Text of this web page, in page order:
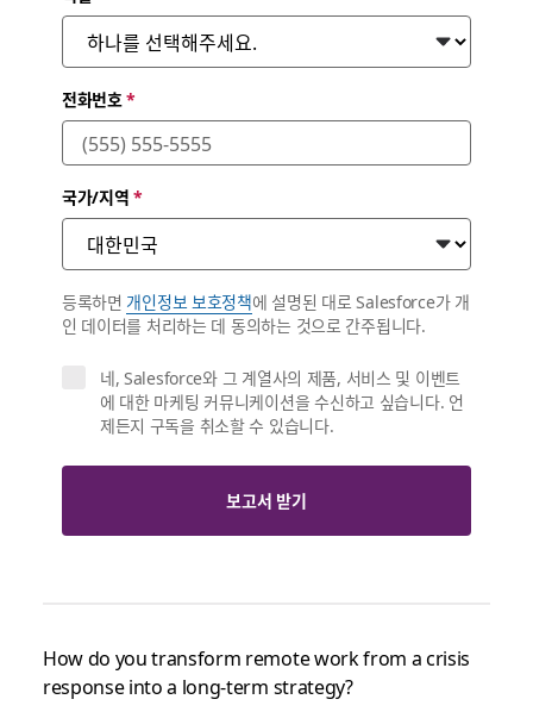
전화번호*
국가/지역 *
등록하면 개인정보 보호정책에 설명된 대로 Salesforce가 개
인 데이터를 처리하는 데 동의하는 것으로 간주됩니다.
네, Salesforce와 그 계열사의 제품, 서비스 및 이벤트
에 대한 마케팅 커뮤니케이션을 수신하고 싶습니다. 언
제든지 구독을 취소할 수 있습니다.
보고서 받기
How do you transform remote work from a crisis
response into a long-term strategy?